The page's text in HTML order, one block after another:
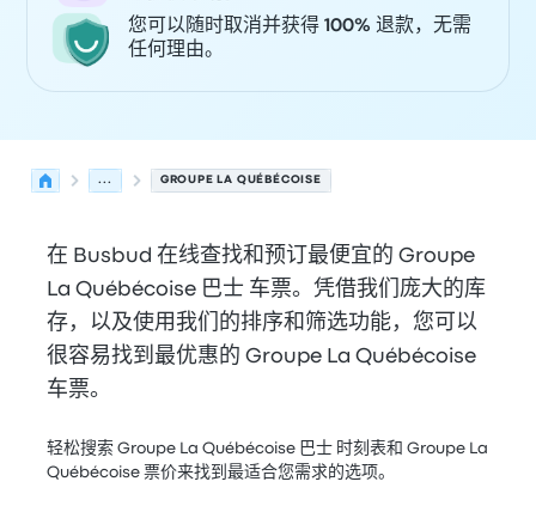
您可以随时取消并获得 100% 退款，无需
任何理由。
... GROUPE LA QUÉBÉCOISE
在 Busbud 在线查找和预订最便宜的 Groupe
La Québécoise 巴士 车票。凭借我们庞大的库
存，以及使用我们的排序和筛选功能，您可以
很容易找到最优惠的 Groupe La Québécoise
车票。
轻松搜索 Groupe La Québécoise 巴士 时刻表和 Groupe La
Québécoise 票价来找到最适合您需求的选项。